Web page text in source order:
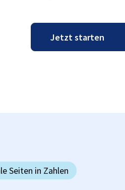
Seiten in Zahlen